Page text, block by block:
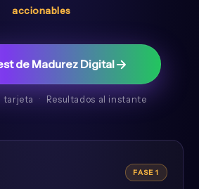
accionables
de Madurez Digital
tarjeta · Resultados al instante
FASE 1